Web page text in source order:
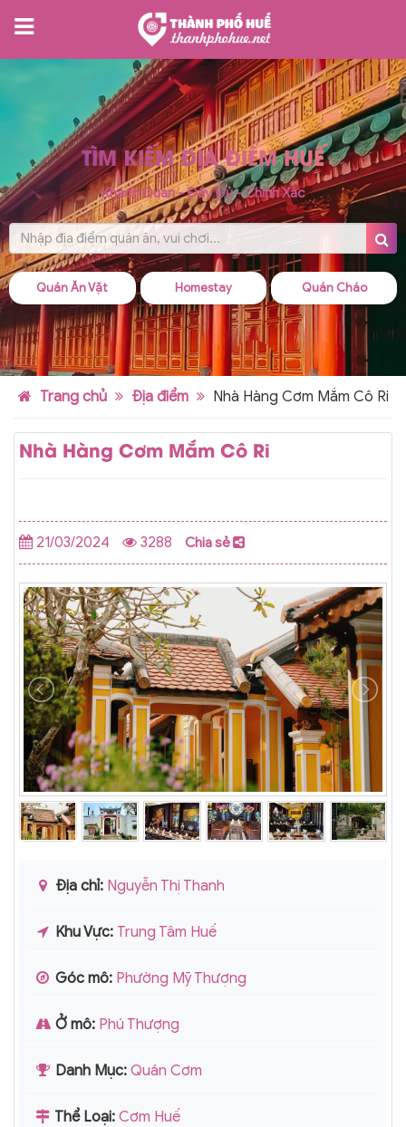
TÌM KIẾM ĐỊA ĐIỂM HUẾ
Khách Quan - Đầy Đủ - Chính Xác
Quán Ăn Vặt Homestay Quán Cháo
Trang chủ Địa điểm Nhà Hàng Cơm Mắm Cô Ri
Nhà Hàng Cơm Mắm Cô Ri
21/03/2024 3288 Chia sẻ
Địa chỉ: Nguyễn Thị Thanh
Khu Vực: Trung Tâm Huế
Góc mô: Phường Mỹ Thượng
Ở mô: Phú Thượng
Danh Mục: Quán Cơm
Thể Loại: Cơm Huế